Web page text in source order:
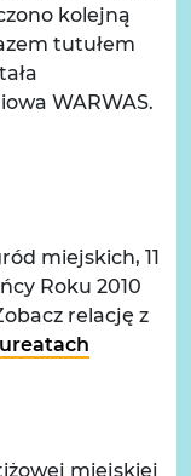
kolejną
tutułem
WARWAS.
miejskich, 11
Roku 2010
relację z
miejskiej